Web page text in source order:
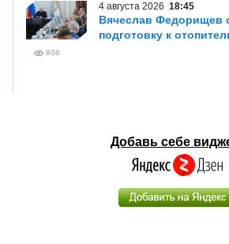
4 августа 2026 18:45
Вячеслав Федорищев
подготовку к
836
Добавь себе